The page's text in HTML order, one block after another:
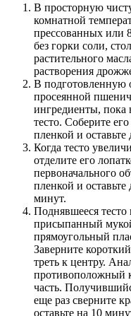
В просторную
комнатной
прессованных или
без горки соли,
растительного
растворения
В подготовленную
просеянной
ингредиенты, пока
тесто. Соберите
пленкой и
Когда тесто
отделите его
первоначального
пленкой и
минут.
Поднявшееся тесто
присыпанный
прямоугольный
Заверните
треть к центру.
противоположный
часть.
еще раз сверните
оставьте на 10